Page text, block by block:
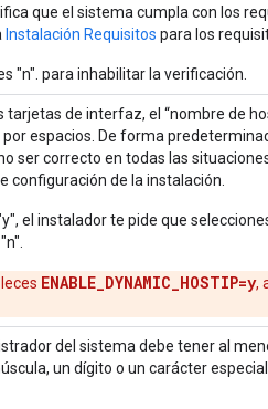
que el sistema cumpla con los
Instalación Requisitos para los
"n". para inhabilitar la verificación.
tarjetas de interfaz, el “nombre de
espacios. De forma
ser correcto en todas las
configuración de la instalación.
el instalador te pide que
ENABLE_DYNAMIC_HOSTIP=y,
del sistema debe tener al
un dígito o un carácter